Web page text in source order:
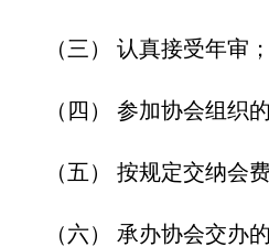
（三） 认真接受年审
（四） 参加协会组织
（五） 按规定交纳会
（六） 承办协会交办